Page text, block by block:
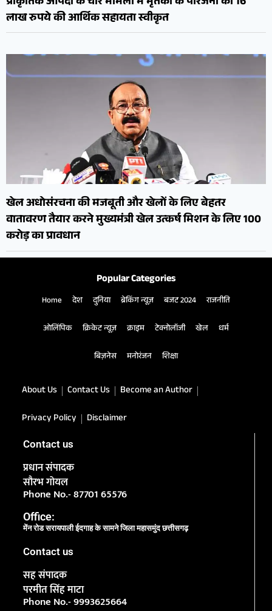
लाख रुपये की आर्थिक सहायता स्वीकृत
खेल अधोसंरचना की मजबूती और खेलों के लिए बेहतर
वातावरण तैयार करने मुख्यमंत्री खेल उत्कर्ष मिशन के लिए 100
करोड़ का प्रावधान
Popular Categories
Home देश दुनिया ब्रेकिंग न्यूज़ बजट 2024 राजनीति
ओलिंपिक क्रिकेट न्यूज़ क्राइम टेक्नोलॉजी खेल धर्म
बिज़नेस मनोरंजन शिक्षा
About Us Contact Us
Become an Author
Privacy Policy
Disclaimer
Contact us
प्रधान संपादक
सौरभ गोयल
Phone No.- 87701 65576
Office:
मेंन रोड सरायपाली ईदगाह के सामने जिला महासमुंद छत्तीसगढ़
Contact us
सह संपादक
परमीत सिंह माटा
Phone No.- 9993625664